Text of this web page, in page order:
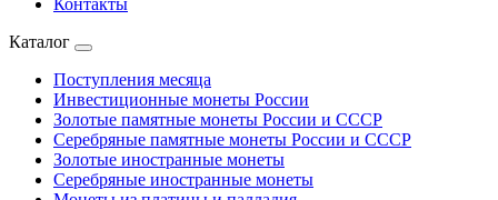
Каталог
Поступления месяца
Инвестиционные монеты России
Золотые памятные монеты России и СССР
Серебряные памятные монеты России и СССР
Золотые иностранные монеты
Серебряные иностранные монеты